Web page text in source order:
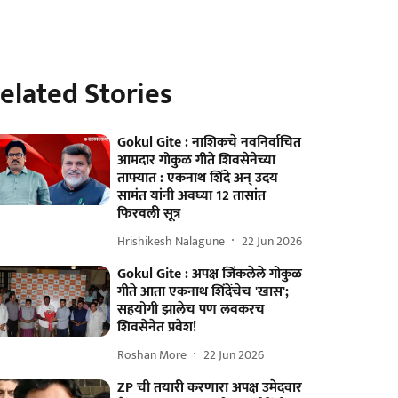
Stories
Gokul Gite : नाशिकचे नवनिर्वाचित
आमदार गोकुळ गीते शिवसेनेच्या
ताफ्यात : एकनाथ शिंदे अन् उदय
सामंत यांनी अवघ्या 12 तासांत
फिरवली सूत्र
Hrishikesh Nalagune 22 Jun 2026
Gokul Gite : अपक्ष जिंकलेले गोकुळ
गीते आता एकनाथ शिंदेंचेच 'खास';
सहयोगी झालेच पण लवकरच
शिवसेनेत प्रवेश!
Roshan More 22 Jun 2026
ZP ची तयारी करणारा अपक्ष उमेदवार